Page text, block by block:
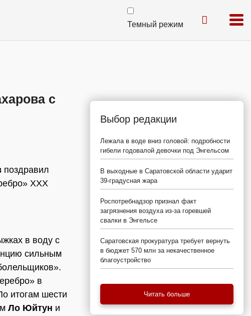
Темный режим
с
поздравил
ХХХ
в воду с
сильным
в
итогам шести
Ло Юйтун и
Выбор редакции
Лежала в воде вниз головой: подробности
гибели годовалой девочки под Энгельсом
В выходные в Саратовской области ударит
39-градусная жара
Роспотребнадзор признал факт
загрязнения воздуха из-за горевшей
свалки в Энгельсе
Саратовская прокуратура требует вернуть
в бюджет 570 млн за некачественное
благоустройство
Читать больше